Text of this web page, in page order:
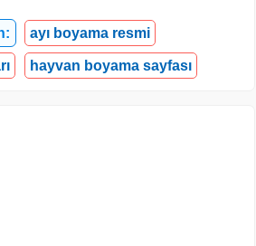
ayı boyama resmi
hayvan boyama sayfası